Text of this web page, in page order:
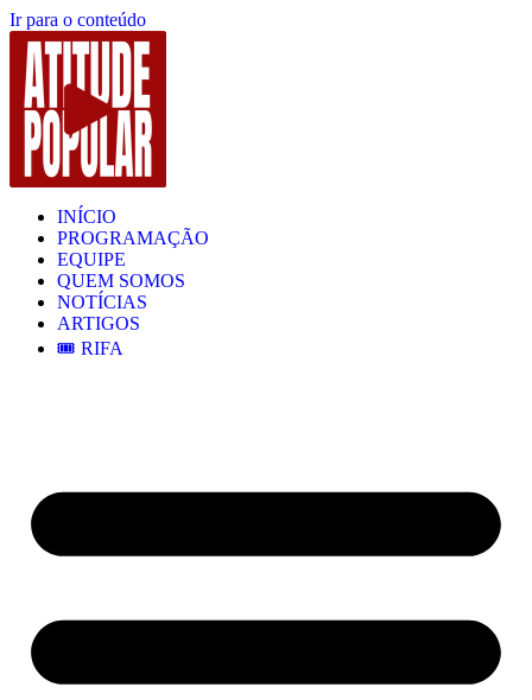
Ir para o conteúdo
INÍCIO
PROGRAMAÇÃO
EQUIPE
QUEM SOMOS
NOTÍCIAS
ARTIGOS
🎟️ RIFA